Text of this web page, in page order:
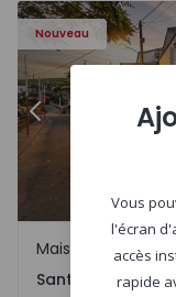
Nouveau
Maison T2 Ponta
Précédent
Santa Bárbara,
Maison
Santa Bárbara,
Vous
l'écran
accès
rapide